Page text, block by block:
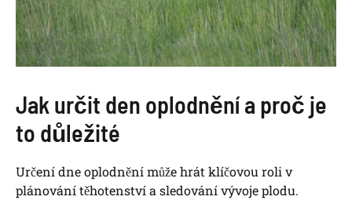
Jak určit den oplodnění a proč je
to důležité
Určení dne oplodnění může hrát klíčovou roli v
plánování těhotenství a sledování vývoje plodu.